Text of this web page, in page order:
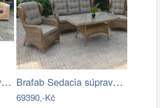
FaKOPA SARA - rohová sedačka ze… Brafab Sedacia súprava béžová ROSITA -…
69390,-Kč